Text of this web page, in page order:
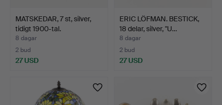
MATSKEDAR, 7 st, silver,
tidigt 1900-tal.
8 dagar
2 bud
27 USD
ERIC LÖFMAN. BESTICK,
18 delar, silver, "U…
8 dagar
2 bud
27 USD